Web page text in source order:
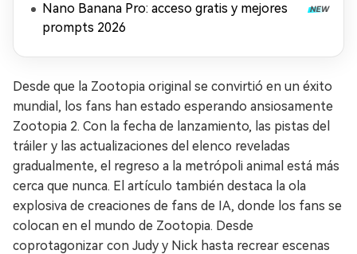
Nano Banana Pro: acceso gratis y mejores
prompts 2026
Desde que la Zootopia original se convirtió en un éxito
mundial, los fans han estado esperando ansiosamente
Zootopia 2. Con la fecha de lanzamiento, las pistas del
tráiler y las actualizaciones del elenco reveladas
gradualmente, el regreso a la metrópoli animal está más
cerca que nunca. El artículo también destaca la ola
explosiva de creaciones de fans de IA, donde los fans se
colocan en el mundo de Zootopia. Desde
coprotagonizar con Judy y Nick hasta recrear escenas